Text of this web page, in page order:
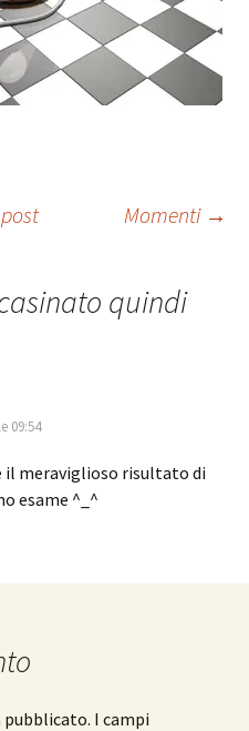
Momenti →
quindi
09:54
il meraviglioso risultato di
esame ^_^
pubblicato. I campi